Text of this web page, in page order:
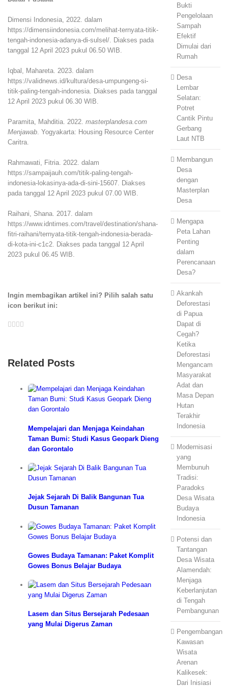
Dimensi Indonesia, 2022. dalam
https://dimensiindonesia.com/melihat-ternyata-titik-
tengah-indonesia-adanya-di-sulsel/. Diakses pada
tanggal 12 April 2023 pukul 06.50 WIB.
Iqbal, Mahareta. 2023. dalam
https://validnews.id/kultura/desa-umpungeng-si-
titik-paling-tengah-indonesia. Diakses pada tanggal
12 April 2023 pukul 06.30 WIB.
Paramita, Mahditia. 2022. masterplandesa.com
Menjawab. Yogyakarta: Housing Resource Center
Caritra.
Rahmawati, Fitria. 2022. dalam
https://sampaijauh.com/titik-paling-tengah-
indonesia-lokasinya-ada-di-sini-15607. Diakses
pada tanggal 12 April 2023 pukul 07.00 WIB.
Raihani, Shana. 2017. dalam
https://www.idntimes.com/travel/destination/shana-
fitri-raihani/ternyata-titik-tengah-indonesia-berada-
di-kota-ini-c1c2. Diakses pada tanggal 12 April
2023 pukul 06.45 WIB.
Ingin membagikan artikel ini? Pilih salah satu
icon berikut ini:
Facebook
Twitter
LinkedIn
Whatsapp
Related Posts
Mempelajari dan Menjaga Keindahan
Taman Bumi: Studi Kasus Geopark Dieng
dan Gorontalo
Jejak Sejarah Di Balik Bangunan Tua
Dusun Tamanan
Gowes Budaya Tamanan: Paket Komplit
Gowes Bonus Belajar Budaya
Lasem dan Situs Bersejarah Pedesaan
yang Mulai Digerus Zaman
Bukti
Pengelolaan
Sampah
Efektif
Dimulai dari
Rumah
Desa
Lembar
Selatan:
Potret
Cantik Pintu
Gerbang
Laut NTB
Membangun
Desa
dengan
Masterplan
Desa
Mengapa
Peta Lahan
Penting
dalam
Perencanaan
Desa?
Akankah
Deforestasi
di Papua
Dapat di
Cegah?
Ketika
Deforestasi
Mengancam
Masyarakat
Adat dan
Masa Depan
Hutan
Terakhir
Indonesia
Modernisasi
yang
Membunuh
Tradisi:
Paradoks
Desa Wisata
Budaya
Indonesia
Potensi dan
Tantangan
Desa Wisata
Alamendah:
Menjaga
Keberlanjutan
di Tengah
Pembangunan
Pengembangan
Kawasan
Wisata
Arenan
Kalikesek:
Dari Inisiasi